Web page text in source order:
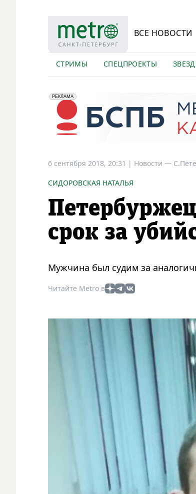
ВСЕ НОВОСТИ
СТРИМЫ СПЕЦПРОЕКТЫ
erid: 2VfnxyFybV5
РЕКЛАМА
ПАО "Банк "Санкт-Петербург", ИНН: 7831000027
6 сентября 2018, 20:31 | Новости —
СИДОРОВСКАЯ НАТАЛЬЯ
срок за
Мужчина был судим за
Читайте Metro в